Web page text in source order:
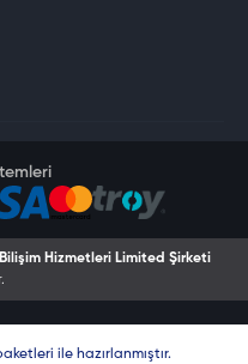
Hizmetleri Limited Şirketi
ile hazırlanmıştır.